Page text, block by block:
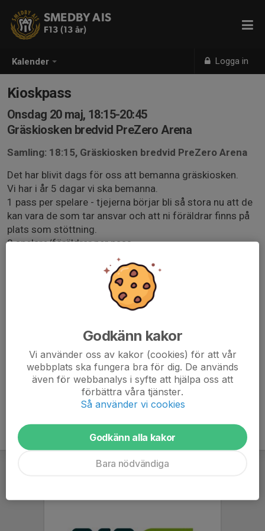
Kalender Logga in
SMEDBY AIS
F13 (13 år)
Kioskpass
Onsdag 20 maj, 18:15-20:45
Gräskiosken bredvid PreZero Arena
Samling: 18:15, Gräskiosken bredvid PreZero Arena
Det har blivit dags för oss att bemanna gräskiosken.
Vi har i år 5 dagar vi ska bemanna.
1 pass per spelare - tjejerna börjar bli så stora nu att de
kan vara de som tar ansvar och att ni föräldrar finns på
plats som stöttning.
2 spelare/föräldrar per pass.
Kommentera vilket pass ni tar alternativt om ni tar ett
18:15-20:30 Peter
18:15-20:30 Jonas
Godkänn kakor
Vi använder oss av kakor (cookies) för att vår
webbplats ska fungera bra för dig. De används
även för webbanalys i syfte att hjälpa oss att
förbättra våra tjänster.
Så använder vi cookies
Godkänn alla kakor
Bara nödvändiga